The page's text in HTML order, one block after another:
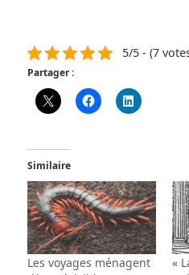
5/5 - (7
Partager :
Similaire
Les voyages ménagent
«